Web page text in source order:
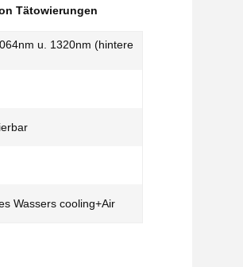
Tätowierungen
u. 1320nm (hintere
Wassers cooling+Air